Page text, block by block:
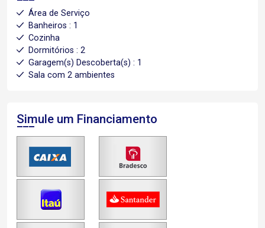
Área de Serviço
Banheiros : 1
Cozinha
Dormitórios : 2
Garagem(s) Descoberta(s) : 1
Sala com 2 ambientes
Simule um Financiamento